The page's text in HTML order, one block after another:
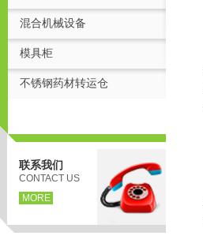
混合机械设备
模具柜
不锈钢药材转运仓
联系我们
CONTACT US
MORE